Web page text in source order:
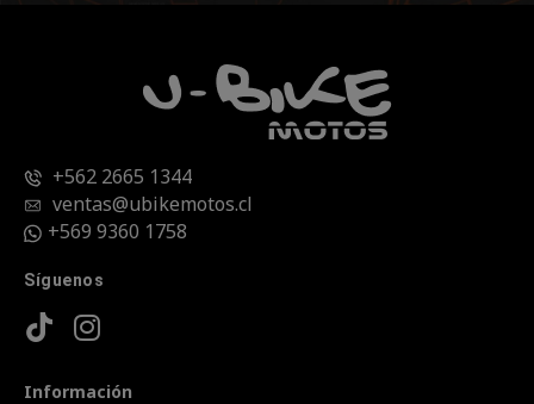
+562 2665 1344
ventas@ubikemotos.cl
+569 9360 1758
Síguenos
Información